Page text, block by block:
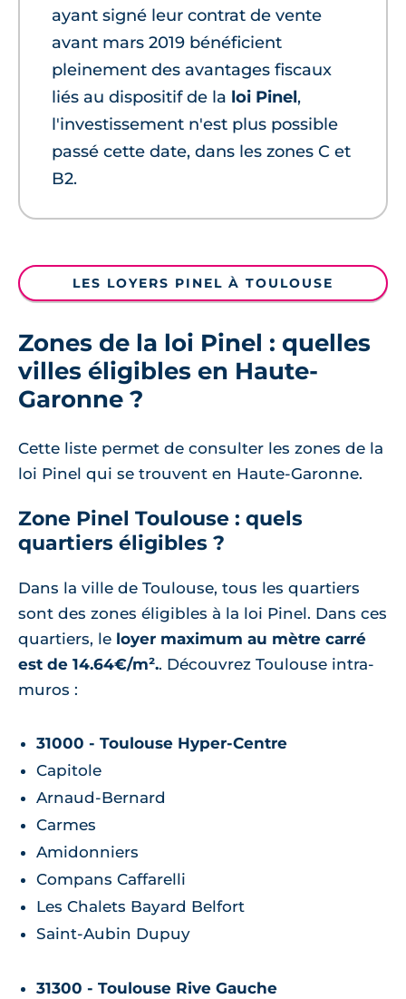
ayant signé leur contrat de vente
avant mars 2019 bénéficient
pleinement des avantages fiscaux
liés au dispositif de la loi Pinel,
l'investissement n'est plus possible
passé cette date, dans les zones C et
B2.
LES LOYERS PINEL À TOULOUSE
Zones de la loi Pinel : quelles
villes éligibles en Haute-
Garonne ?
Cette liste permet de consulter les zones de la
loi Pinel qui se trouvent en Haute-Garonne.
Zone Pinel Toulouse : quels
quartiers éligibles ?
Dans la ville de Toulouse, tous les quartiers
sont des zones éligibles à la loi Pinel. Dans ces
quartiers, le loyer maximum au mètre carré
est de 14.64€/m².. Découvrez Toulouse intra-
muros :
31000 - Toulouse Hyper-Centre
Capitole
Arnaud-Bernard
Carmes
Amidonniers
Compans Caffarelli
Les Chalets Bayard Belfort
Saint-Aubin Dupuy
31300 - Toulouse Rive Gauche